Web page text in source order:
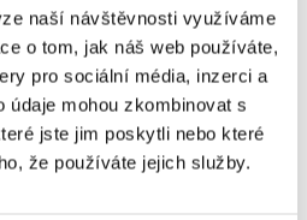
naší návštěvnosti využíváme
o tom, jak náš web používáte,
pro sociální média, inzerci a
údaje mohou zkombinovat s
jste jim poskytli nebo které
že používáte jejich služby.
ČLÁNKY